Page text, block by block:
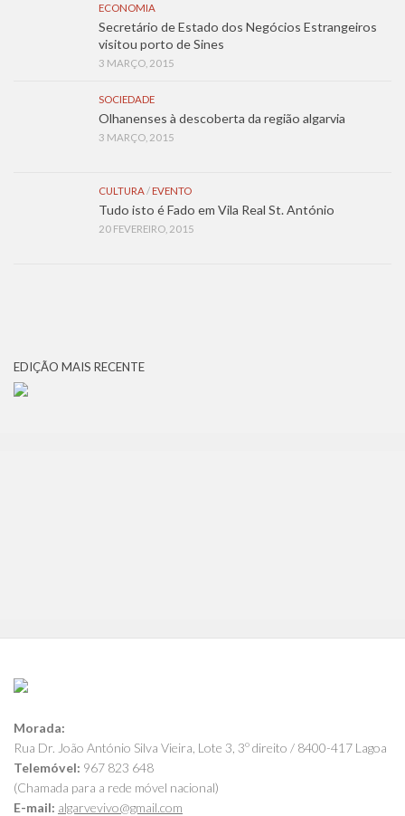
ECONOMIA
Secretário de Estado dos Negócios Estrangeiros
visitou porto de Sines
3 MARÇO, 2015
SOCIEDADE
Olhanenses à descoberta da região algarvia
3 MARÇO, 2015
CULTURA/ EVENTO
Tudo isto é Fado em Vila Real St. António
20 FEVEREIRO, 2015
EDIÇÃO MAIS RECENTE
Morada:
Rua Dr. João António Silva Vieira, Lote 3, 3º direito / 8400-417 Lagoa
Telemóvel: 967 823 648
(Chamada para a rede móvel nacional)
E-mail: algarvevivo@gmail.com